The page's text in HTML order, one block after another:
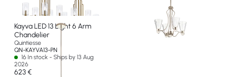
Kayva LED 13 Light 6 Arm
Chandelier
Quintiesse
QN-KAYVA13-PN
16 In stock - Ships by 13 Aug
2026
623 €